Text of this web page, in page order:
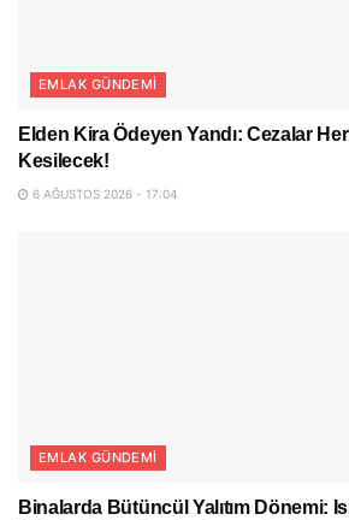
EMLAK GÜNDEMI
Elden Kira Ödeyen Yandı: Cezalar Her
Kesilecek!
6 AĞUSTOS 2026 - 17:04
EMLAK GÜNDEMI
Binalarda Bütüncül Yalıtım Dönemi: Isı